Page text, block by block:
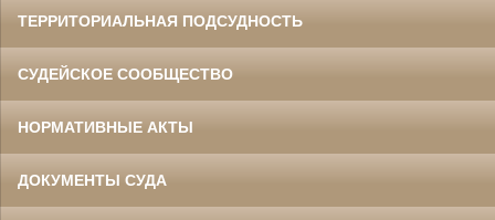
ТЕРРИТОРИАЛЬНАЯ ПОДСУДНОСТЬ
СУДЕЙСКОЕ СООБЩЕСТВО
НОРМАТИВНЫЕ АКТЫ
ДОКУМЕНТЫ СУДА